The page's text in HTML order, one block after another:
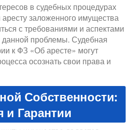
в судебных процедурах
заложенного имущества
с требованиями и аспектами
проблемы. Судебная
к ФЗ «Об аресте» могут
осознать свои права и
Собственности:
и Гарантии